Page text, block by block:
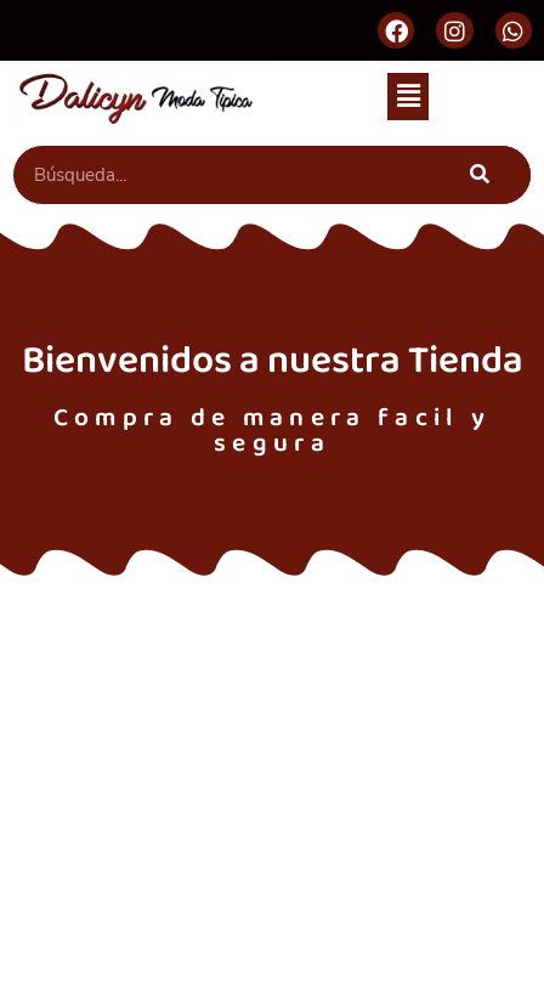
Bienvenidos a nuestra Tienda
Compra de manera facil y
segura